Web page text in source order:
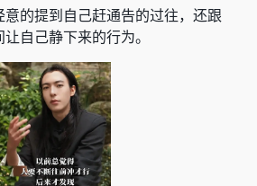
的提到自己赶通告的过往，还跟
自己静下来的行为。